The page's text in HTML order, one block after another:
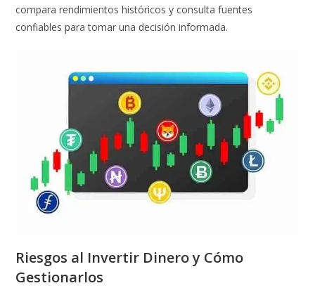
compara rendimientos históricos y consulta fuentes
confiables para tomar una decisión informada.
Riesgos al Invertir Dinero y Cómo
Gestionarlos